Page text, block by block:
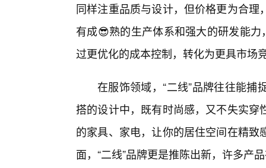
同样注重品质与设计，但价格更为合
有成😎熟的生产体系和强大的研发能
过更优化的成本控制，转化为更具市场
在服饰领域，“二线”品牌往往能
搭的设计中，既有时尚感，又不失实
的家具、家电，让你的居住空间在精
面，“二线”品牌更是推陈出新，许多产